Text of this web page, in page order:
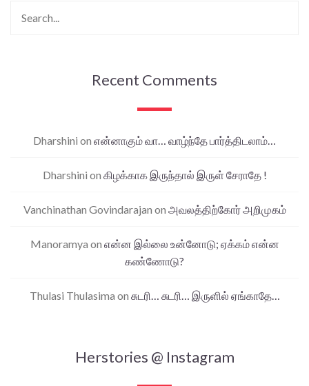
Recent Comments
Dharshini on என்னாகும் வா… வாழ்ந்தே பார்த்திடலாம்…
Dharshini on கிழக்காக இருந்தால் இருள் சேராதே !
Vanchinathan Govindarajan on அவலத்திற்கோர் அறிமுகம்
Manoramya on என்ன இல்லை உன்னோடு; ஏக்கம் என்ன
கண்ணோடு?
Thulasi Thulasima on சுடரி… சுடரி… இருளில் ஏங்காதே…
Herstories @ Instagram